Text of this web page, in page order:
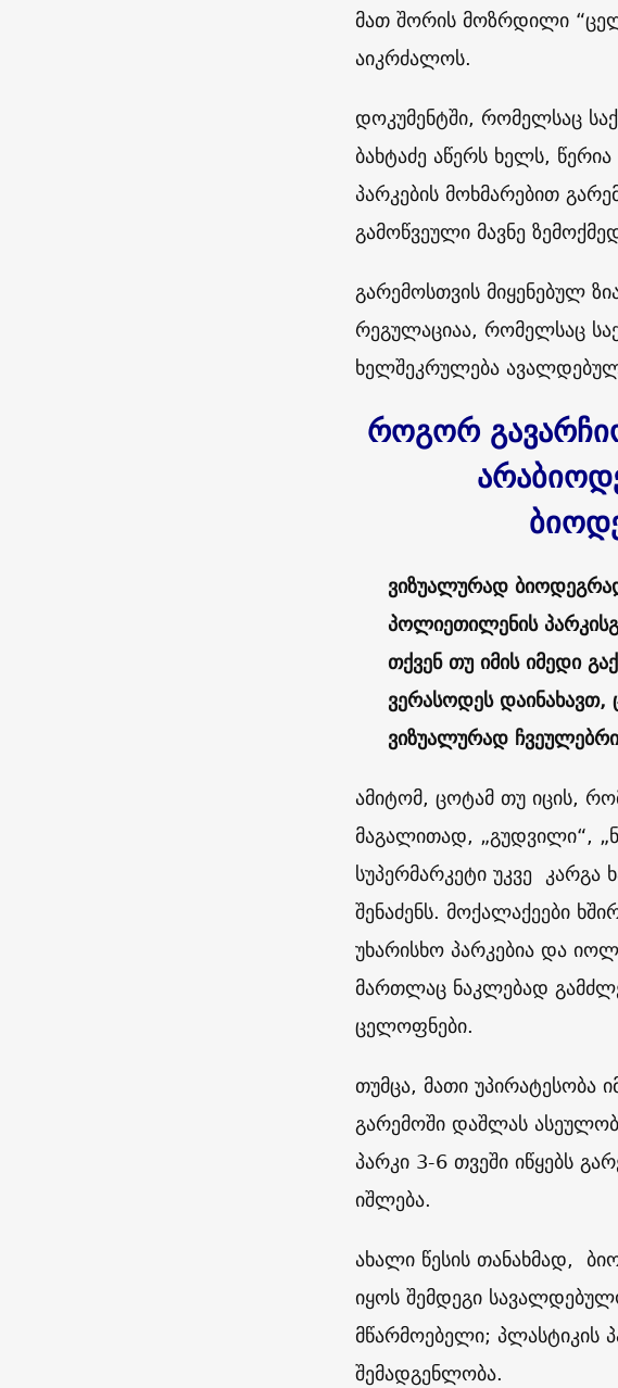
მათ შორის მოზრდილი
აიკრძალოს.
დოკუმენტში, რომელსაც
ბახტაძე აწერს ხელს,
პარკების მოხმარებით
გამოწვეული მავნე
გარემოსთვის მიყენებულ
რეგულაციაა, რომელსაც
ხელშეკრულება
როგორ
ვიზუალურად
პოლიეთილენის
თქვენ თუ იმის იმედი
ვერასოდეს
ვიზუალურად
ამიტომ, ცოტამ თუ იცის,
მაგალითად, „გუდვილი“,
სუპერმარკეტი უკვე კარგა
შენაძენს. მოქალაქეები
უხარისხო პარკებია და
მართლაც ნაკლებად
ცელოფნები.
თუმცა, მათი უპირატესობა
გარემოში დაშლას
პარკი 3-6 თვეში იწყებს
იშლება.
ახალი წესის თანახმად,
იყოს შემდეგი
მწარმოებელი; პლასტიკის
შემადგენლობა.